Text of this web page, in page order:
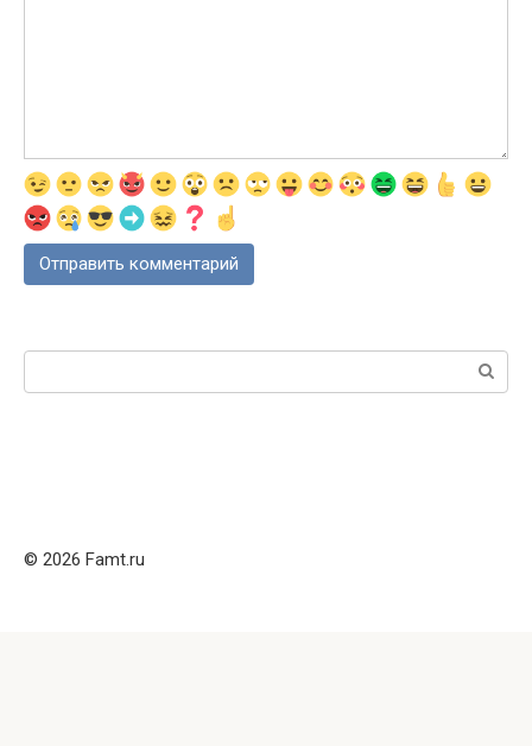
© 2026 Famt.ru